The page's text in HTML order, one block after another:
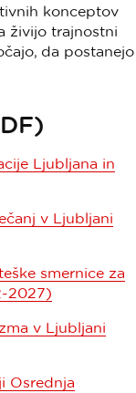
konceptov
živijo trajnostni
da postanejo
Ljubljana in
v Ljubljani
smernice za
2027)
v Ljubljani
Osrednja